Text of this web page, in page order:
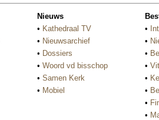
Nieuws
• Kathedraal TV
• Nieuwsarchief
• Dossiers
• Woord vd bisschop
• Samen Kerk
• Mobiel
•
•
•
•
•
•
•
•